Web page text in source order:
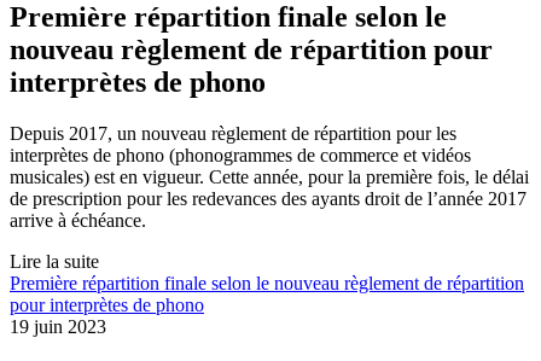
Première répartition finale selon le
nouveau règlement de répartition pour
interprètes de phono
Depuis 2017, un nouveau règlement de répartition pour les
interprètes de phono (phonogrammes de commerce et vidéos
musicales) est en vigueur. Cette année, pour la première fois, le délai
de prescription pour les redevances des ayants droit de l’année 2017
arrive à échéance.
Lire la suite
Première répartition finale selon le nouveau règlement de répartition
pour interprètes de phono
19 juin 2023